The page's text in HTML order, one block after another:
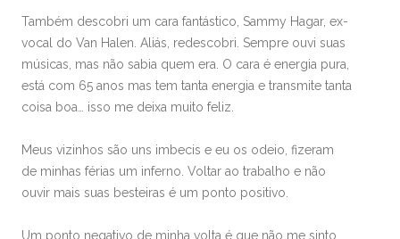
Também descobri um cara fantástico, Sammy Hagar, ex-
vocal do Van Halen. Aliás, redescobri. Sempre ouvi suas
músicas, mas não sabia quem era. O cara é energia pura,
está com 65 anos mas tem tanta energia e transmite tanta
coisa boa… isso me deixa muito feliz.
Meus vizinhos são uns imbecis e eu os odeio, fizeram
de minhas férias um inferno. Voltar ao trabalho e não
ouvir mais suas besteiras é um ponto positivo.
Um ponto negativo de minha volta é que não me sinto